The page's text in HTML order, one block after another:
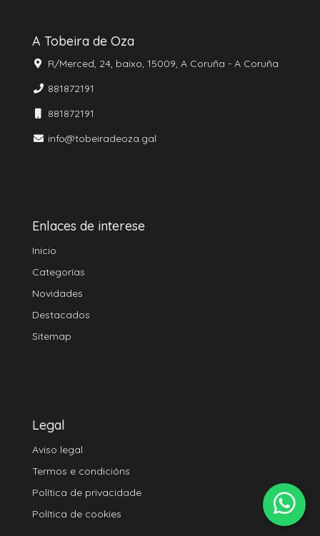
A Tobeira de Oza
R/Merced, 24, baixo, 15009, A Coruña - A Coruña
881872191
881872191
info@tobeiradeoza.gal
Enlaces de interese
Inicio
Categorías
Novidades
Destacados
Sitemap
Legal
Aviso legal
Termos e condicións
Política de privacidade
Política de cookies